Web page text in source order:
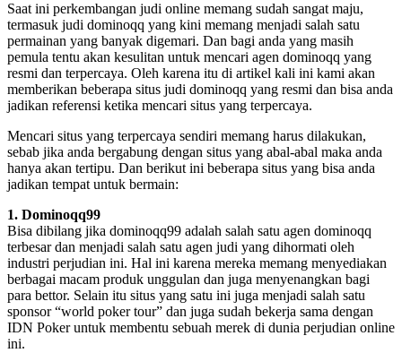
Saat ini perkembangan judi online memang sudah sangat maju,
termasuk judi dominoqq yang kini memang menjadi salah satu
permainan yang banyak digemari. Dan bagi anda yang masih
pemula tentu akan kesulitan untuk mencari agen dominoqq yang
resmi dan terpercaya. Oleh karena itu di artikel kali ini kami akan
memberikan beberapa situs judi dominoqq yang resmi dan bisa anda
jadikan referensi ketika mencari situs yang terpercaya.
Mencari situs yang terpercaya sendiri memang harus dilakukan,
sebab jika anda bergabung dengan situs yang abal-abal maka anda
hanya akan tertipu. Dan berikut ini beberapa situs yang bisa anda
jadikan tempat untuk bermain:
1. Dominoqq99
Bisa dibilang jika dominoqq99 adalah salah satu agen dominoqq
terbesar dan menjadi salah satu agen judi yang dihormati oleh
industri perjudian ini. Hal ini karena mereka memang menyediakan
berbagai macam produk unggulan dan juga menyenangkan bagi
para bettor. Selain itu situs yang satu ini juga menjadi salah satu
sponsor “world poker tour” dan juga sudah bekerja sama dengan
IDN Poker untuk membentu sebuah merek di dunia perjudian online
ini.